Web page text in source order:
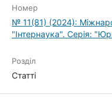
Номер
№ 11(81) (2024):
"Інтернаука". Серія:
Розділ
Статті